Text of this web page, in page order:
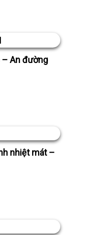
– An đường
nhiệt mát –